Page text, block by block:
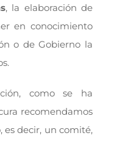
, la elaboración de
en conocimiento
o de Gobierno la
como se ha
recomendamos
es decir, un comité,